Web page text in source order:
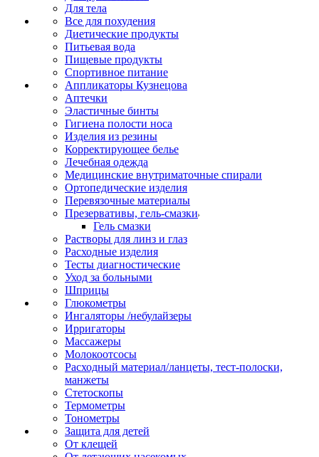
Для тела
Все для похудения
Диетические продукты
Питьевая вода
Пищевые продукты
Спортивное питание
Аппликаторы Кузнецова
Аптечки
Эластичные бинты
Гигиена полости носа
Изделия из резины
Корректирующее белье
Лечебная одежда
Медицинские внутриматочные спирали
Ортопедические изделия
Перевязочные материалы
Презервативы, гель-смазки
Гель смазки
Растворы для линз и глаз
Расходные изделия
Тесты диагностические
Уход за больными
Шприцы
Глюкометры
Ингаляторы /небулайзеры
Ирригаторы
Массажеры
Молокоотсосы
Расходный материал/ланцеты, тест-полоски,
манжеты
Стетоскопы
Термометры
Тонометры
Защита для детей
От клещей